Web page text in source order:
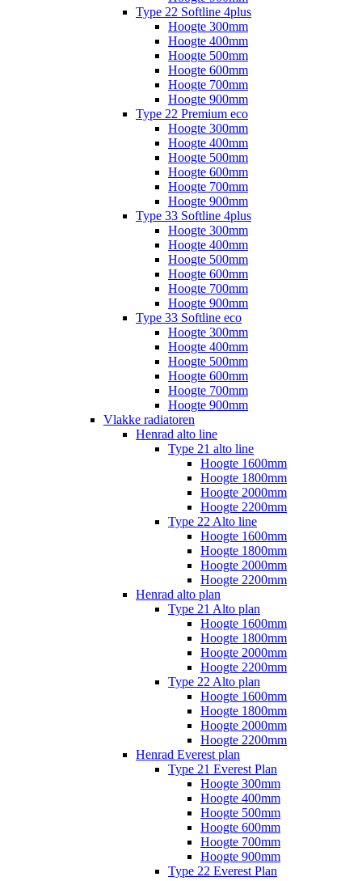
Type 22 Softline 4plus
Hoogte 300mm
Hoogte 400mm
Hoogte 500mm
Hoogte 600mm
Hoogte 700mm
Hoogte 900mm
Type 22 Premium eco
Hoogte 300mm
Hoogte 400mm
Hoogte 500mm
Hoogte 600mm
Hoogte 700mm
Hoogte 900mm
Type 33 Softline 4plus
Hoogte 300mm
Hoogte 400mm
Hoogte 500mm
Hoogte 600mm
Hoogte 700mm
Hoogte 900mm
Type 33 Softline eco
Hoogte 300mm
Hoogte 400mm
Hoogte 500mm
Hoogte 600mm
Hoogte 700mm
Hoogte 900mm
Vlakke radiatoren
Henrad alto line
Type 21 alto line
Hoogte 1600mm
Hoogte 1800mm
Hoogte 2000mm
Hoogte 2200mm
Type 22 Alto line
Hoogte 1600mm
Hoogte 1800mm
Hoogte 2000mm
Hoogte 2200mm
Henrad alto plan
Type 21 Alto plan
Hoogte 1600mm
Hoogte 1800mm
Hoogte 2000mm
Hoogte 2200mm
Type 22 Alto plan
Hoogte 1600mm
Hoogte 1800mm
Hoogte 2000mm
Hoogte 2200mm
Henrad Everest plan
Type 21 Everest Plan
Hoogte 300mm
Hoogte 400mm
Hoogte 500mm
Hoogte 600mm
Hoogte 700mm
Hoogte 900mm
Type 22 Everest Plan